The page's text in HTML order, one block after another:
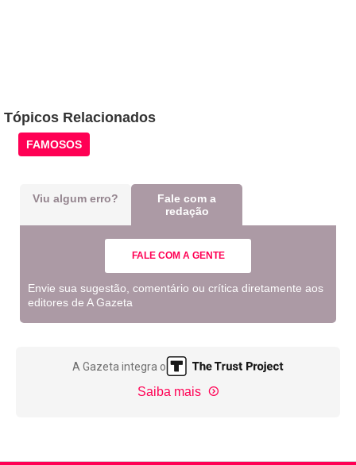
Tópicos Relacionados
FAMOSOS
Viu algum erro?
Fale com a
redação
FALE COM A GENTE
Envie sua sugestão, comentário ou crítica diretamente aos
editores de A Gazeta
A Gazeta integra o
Saiba mais